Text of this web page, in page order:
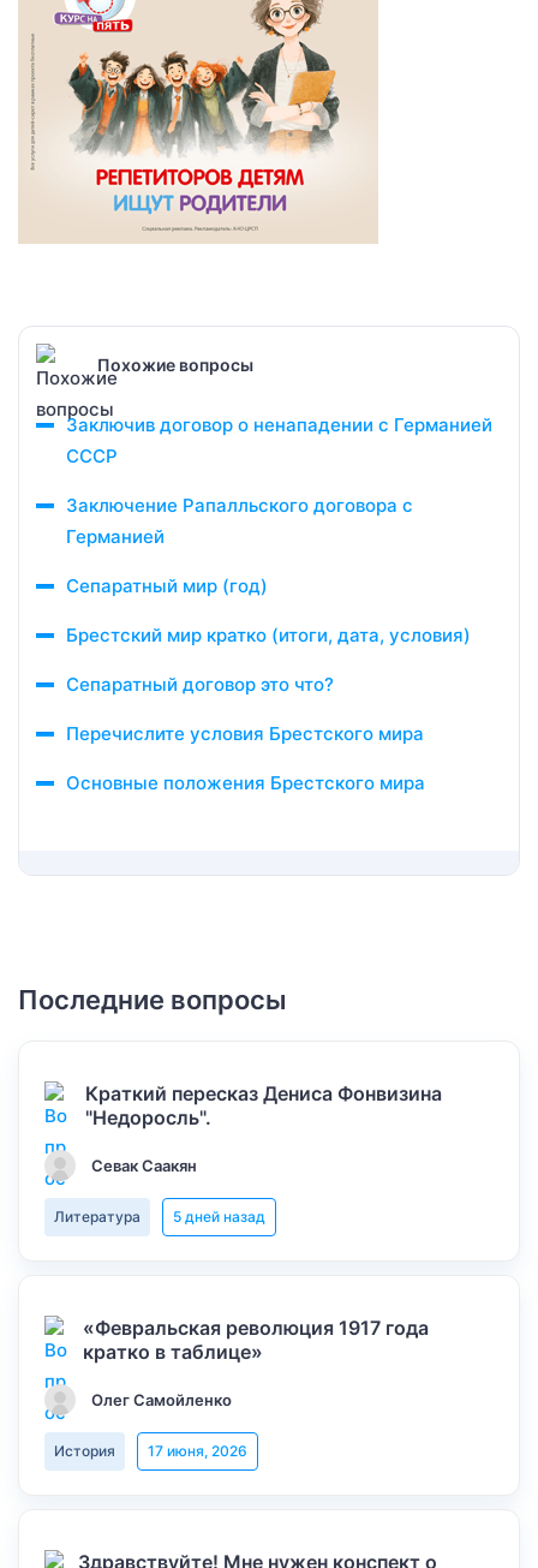
Похожие вопросы
Заключив договор о ненападении с Германией
СССР
Заключение Рапалльского договора с
Германией
Сепаратный мир (год)
Брестский мир кратко (итоги, дата, условия)
Сепаратный договор это что?
Перечислите условия Брестского мира
Основные положения Брестского мира
Последние вопросы
Краткий пересказ Дениса Фонвизина
"Недоросль".
Севак Саакян
Литература 5 дней назад
«Февральская революция 1917 года
кратко в таблице»
Олег Самойленко
История 17 июня, 2026
Здравствуйте! Мне нужен конспект о